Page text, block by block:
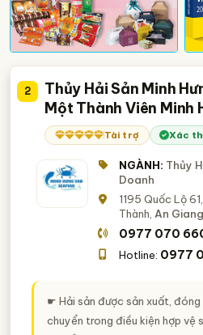
2
Thủy Hải Sản Minh
Một Thành Viên Minh
Tài trợ Xác
NGÀNH: Thủy
Doanh
1195 Quốc Lộ
Thành, An Giang
0977 070
Hotline: 0977
☛ Hải sản được sản xuất, đóng
chuyển trong điều kiện hợp vệ